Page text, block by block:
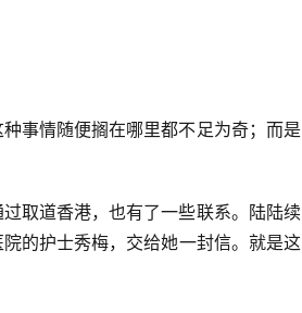
事情随便搁在哪里都不足为奇；而是
取道香港，也有了一些联系。陆陆续
的护士秀梅，交给她一封信。就是这